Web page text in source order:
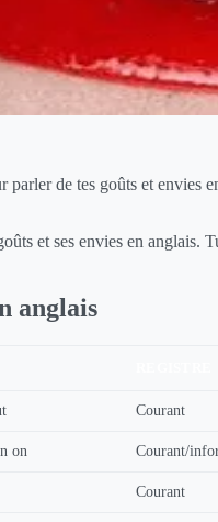
de tes goûts et envies
et ses envies en
anglais
Courant
on Courant/
Courant